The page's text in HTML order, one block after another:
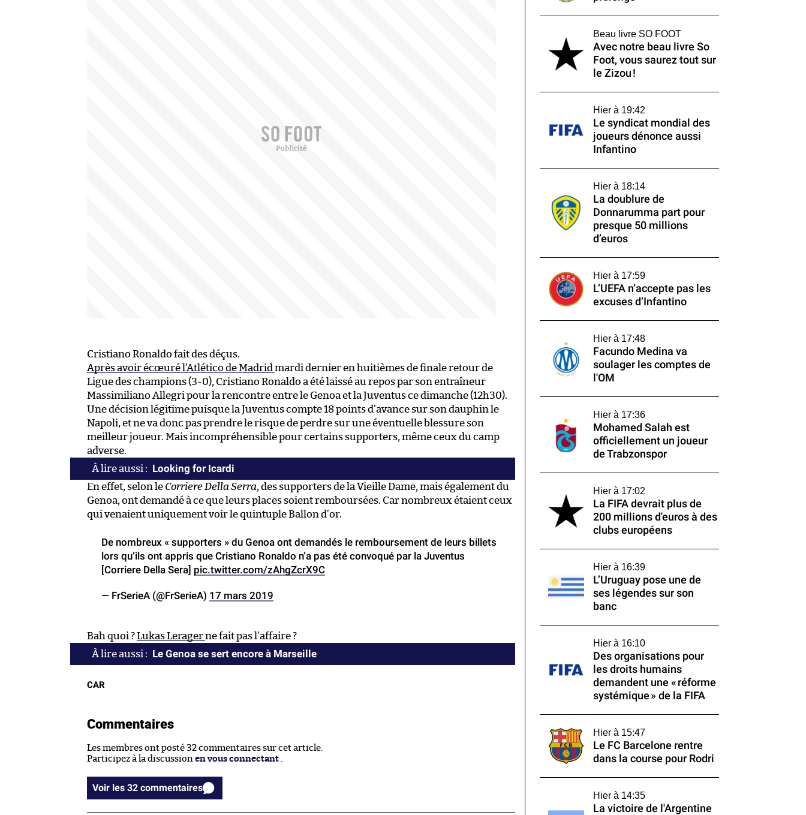
Cristiano Ronaldo fait des déçus.
Après avoir écœuré l’Atlético de Madrid mardi dernier en huitièmes de finale retour de
Ligue des champions (3-0), Cristiano Ronaldo a été laissé au repos par son entraîneur
Massimiliano Allegri pour la rencontre entre le Genoa et la Juventus ce dimanche (12h30).
Une décision légitime puisque la Juventus compte 18 points d’avance sur son dauphin le
Napoli, et ne va donc pas prendre le risque de perdre sur une éventuelle blessure son
meilleur joueur. Mais incompréhensible pour certains supporters, même ceux du camp
adverse.
Looking for Icardi
En effet, selon le Corriere Della Serra, des supporters de la Vieille Dame, mais également du
Genoa, ont demandé à ce que leurs places soient remboursées. Car nombreux étaient ceux
qui venaient uniquement voir le quintuple Ballon d’or.
De nombreux « supporters » du Genoa ont demandés le remboursement de leurs billets
lors qu’ils ont appris que Cristiano Ronaldo n’a pas été convoqué par la Juventus
[Corriere Della Sera] pic.twitter.com/zAhgZcrX9C
— FrSerieA (@FrSerieA) 17 mars 2019
Bah quoi ?Lukas Leragerne fait pas l’affaire ?
Le Genoa se sert encore à Marseille
CAR
Commentaires
Les membres ont posté 32 commentaires sur cet article.
Participez à la discussion en vous connectant
Voir les 32 commentaires
Beau livre SO FOOT
Avec notre beau livre So
Foot, vous saurez tout sur
le Zizou !
Hier à 19:42
Le syndicat mondial des
joueurs dénonce aussi
Infantino
Hier à 18:14
La doublure de
Donnarumma part pour
presque 50 millions
d’euros
Hier à 17:59
L’UEFA n’accepte pas les
excuses d’Infantino
Hier à 17:48
Facundo Medina va
soulager les comptes de
l'OM
Hier à 17:36
Mohamed Salah est
officiellement un joueur
de Trabzonspor
Hier à 17:02
La FIFA devrait plus de
200 millions d'euros à des
clubs européens
Hier à 16:39
L’Uruguay pose une de
ses légendes sur son
banc
Hier à 16:10
Des organisations pour
les droits humains
demandent une « réforme
systémique » de la FIFA
Hier à 15:47
Le FC Barcelone rentre
dans la course pour Rodri
Hier à 14:35
La victoire de l'Argentine